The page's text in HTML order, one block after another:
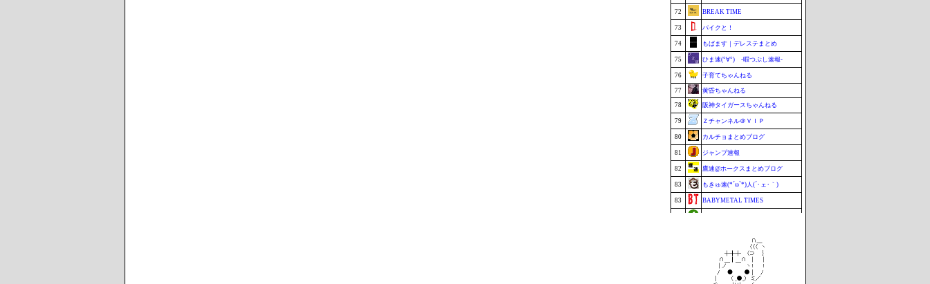
72 BREAK TIME
73 バイクと！
74 もばます｜デレステまとめ
75 ひま速(°∀°) -暇つぶし速報-
76 子育てちゃんねる
77 黄昏ちゃんねる
78 阪神タイガースちゃんねる
79 Ｚチャンネル＠ＶＩＰ
80 カルチョまとめブログ
81 ジャンプ速報
82 鷹速@ホークスまとめブログ
83 もきゅ速(*´ω`*)人(´･ェ･｀)
83 BABYMETAL TIMES
チゲ速
まなにゅ～